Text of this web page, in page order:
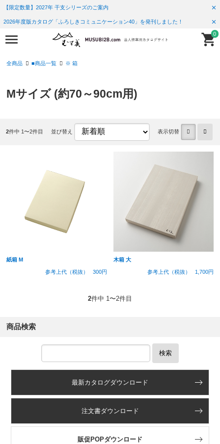
【限定数量】2027年 干支シリーズのご案内
2026年度版カタログ「ふろしきコミュニケーション40」を発刊しました！
0
全商品 ■商品一覧 ※ 箱
Mサイズ (約70～90cm用)
2件中 1〜2件目 並び替え 表示切替
紙箱 M
参考上代（税抜） 300円
木箱 大
参考上代（税抜） 1,700円
2件中 1〜2件目
商品検索
検索
最新カタログダウンロード
注文書ダウンロード
販促POPダウンロード